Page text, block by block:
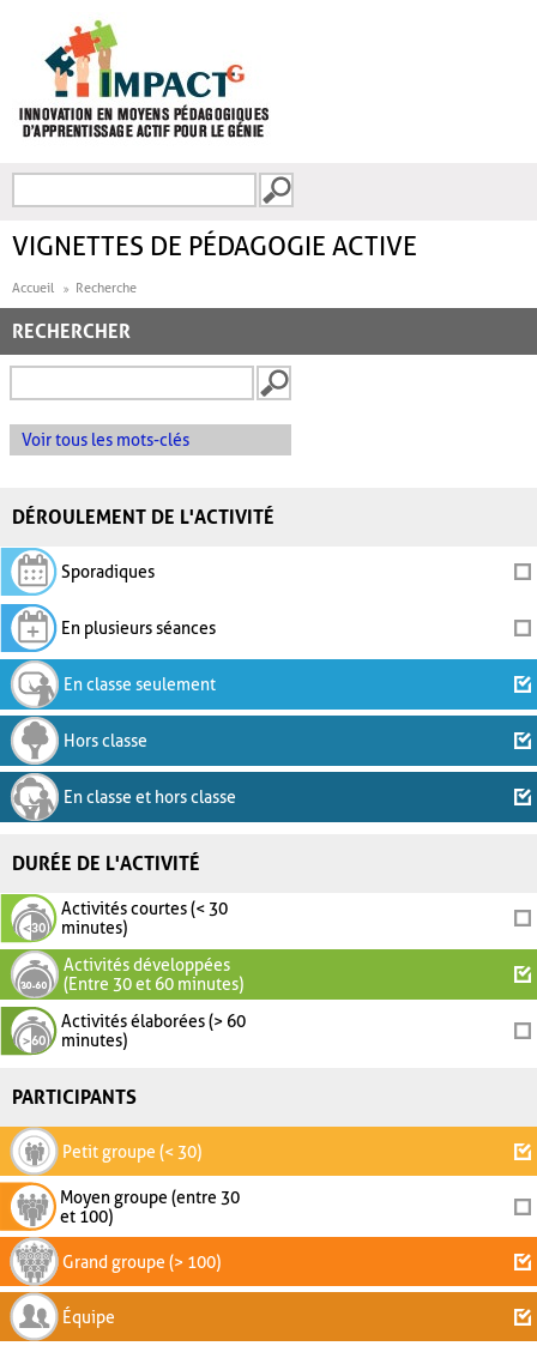
FORMULAIRE DE
VIGNETTES DE PÉDAGOGIE ACTIVE
Accueil Recherche
RECHERCHER
Voir tous les mots-clés
DÉROULEMENT DE L'ACTIVITÉ
Sporadiques
En plusieurs séances
En classe seulement
Hors classe
En classe et hors classe
DURÉE DE L'ACTIVITÉ
Activités courtes (< 30
minutes)
Activités développées
(Entre 30 et 60 minutes)
Activités élaborées (> 60
minutes)
PARTICIPANTS
Petit groupe (< 30)
Moyen groupe (entre 30
et 100)
Grand groupe (> 100)
Équipe